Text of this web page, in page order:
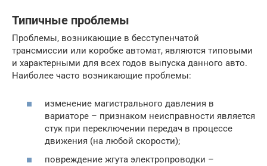
Типичные проблемы
Проблемы, возникающие в бесступенчатой
трансмиссии или коробке автомат, являются типовыми
и характерными для всех годов выпуска данного авто.
Наиболее часто возникающие проблемы:
изменение магистрального давления в
вариаторе – признаком неисправности является
стук при переключении передач в процессе
движения (на любой скорости);
повреждение жгута электропроводки –